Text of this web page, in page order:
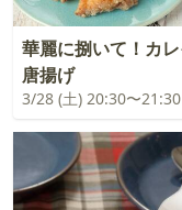
華麗に捌いて！カ
唐揚げ
3/28 (土) 20:30〜21:30